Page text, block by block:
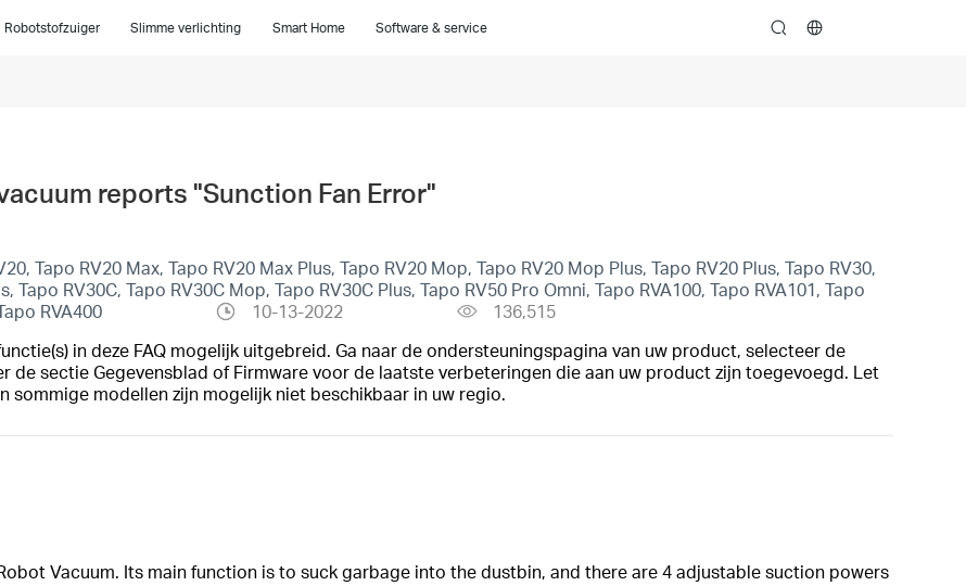
Robotstofzuiger Slimme verlichting Smart Home Software & service search
reports "Sunction Fan Error"
Tapo RV20 Max, Tapo RV20 Max Plus, Tapo RV20 Mop, Tapo RV20 Mop Plus, Tapo RV20 Plus, Tapo RV30,
Tapo RV30C, Tapo RV30C Mop, Tapo RV30C Plus, Tapo RV50 Pro Omni, Tapo RVA100, Tapo RVA101, Tapo
RVA400
10-13-2022
136,515
in deze FAQ mogelijk uitgebreid. Ga naar de ondersteuningspagina van uw product, selecteer de
de sectie Gegevensblad of Firmware voor de laatste verbeteringen die aan uw product zijn toegevoegd. Let
modellen zijn mogelijk niet beschikbaar in uw regio.
Vacuum. Its main function is to suck garbage into the dustbin, and there are 4 adjustable suction powers